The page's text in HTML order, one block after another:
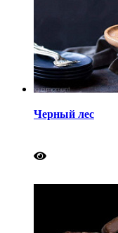
Черный лес